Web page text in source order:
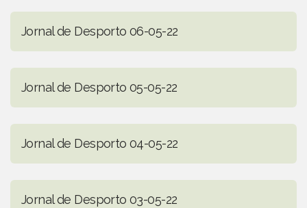
Jornal de Desporto 06-05-22
Jornal de Desporto 05-05-22
Jornal de Desporto 04-05-22
Jornal de Desporto 03-05-22